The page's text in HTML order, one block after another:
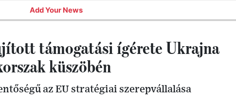
Add Your News
támogatási ígérete Ukrajna
küszöbén
az EU stratégiai szerepvállalása